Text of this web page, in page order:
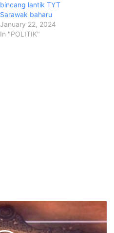
bincang lantik TYT
Sarawak baharu
January 22, 2024
In "POLITIK"